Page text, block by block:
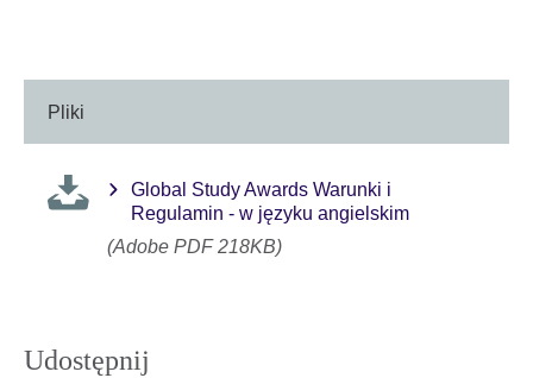
Pliki
Global Study Awards Warunki i
Regulamin - w języku angielskim
(Adobe PDF 218KB)
Udostępnij